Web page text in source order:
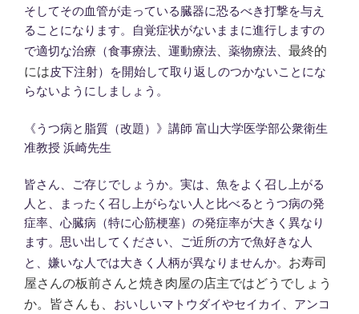
そしてその血管が走っている臓器に恐るべき打撃を与え
ることになります。自覚症状がないままに進行しますの
で適切な治療（食事療法、運動療法、薬物療法、 最終的
には皮下注射）を開始して取り返しのつかないことにな
らないようにしましょう。
《うつ病と脂質（改題）》講師 富山大学医学部公衆衛生
准教授 浜崎先生
皆さん、ご存じでしょうか。実は、魚をよく召し上がる
人と、まったく召し上がらない人と比べるとうつ病の発
症率、心臓病（特に心筋梗塞）の発症率が大きく異なり
ます。思い出してください、ご近所の方で魚好きな人
と、嫌いな人では大きく人柄が異なりませんか。 お寿司
屋さんの板前さんと焼き肉屋の店主ではどうでしょう
か。皆さんも、
おいしいマトウダイやセイカイ、アンコ